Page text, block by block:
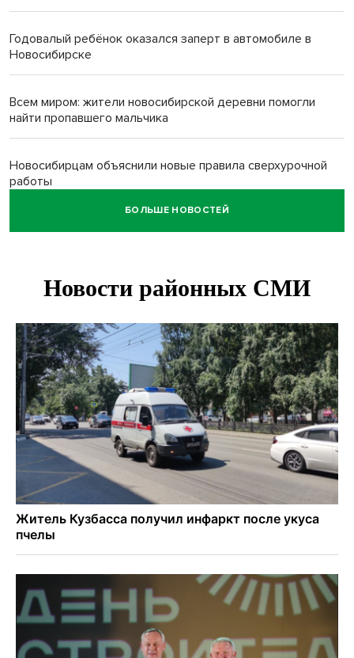
Годовалый ребёнок оказался заперт в автомобиле в
Новосибирске
Всем миром: жители новосибирской деревни помогли
найти пропавшего мальчика
Новосибирцам объяснили новые правила сверхурочной
работы
Новосибирский пенсионер насмерть забил тростью
Площадь у Монумента Славы в Новосибирске пошла
Африканский врач поразил новосибирцев в травмпункте
Академгородка
Покрытие рулежных дорожек обновили в аэропорту
Толмачево по нацпроекту
БОЛЬШЕ НОВОСТЕЙ